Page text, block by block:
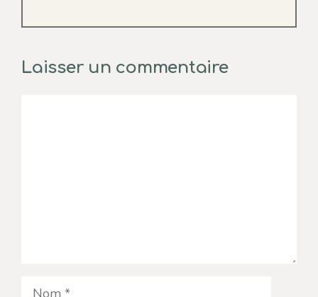
Laisser un commentaire
Nom